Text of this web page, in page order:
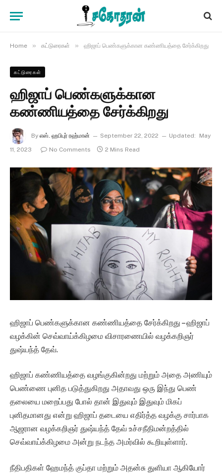
Home » கட்டுரைகள் » ஹிஜாப் பெண்களுக்கான கண்ணியத்தை சேர்க்கிறது
கட்டுரைகள்
ஹிஜாப் பெண்களுக்கான
கண்ணியத்தை சேர்க்கிறது
By எஸ். ஹபிபுர் ரஹ்மான் September 22, 2022 Updated:
May
11, 2023
No Comments 2 Mins Read
ஹிஜாப் பெண்களுக்கான கண்ணியத்தை சேர்க்கிறது – ஹிஜாப்
வழக்கின் செவ்வாய்க்கிழமை விசாரணையில் வழக்கறிஞர்
துஷ்யந்த் தேவ்.
ஹிஜாப் கண்ணியத்தை வழங்குகின்றது மற்றும் அதை அணியும்
பெண்ணை புனித படுத்துகிறது அதாவது ஒரு இந்து பெண்
தலையை மறைப்பது போல் தான் இதுவும் இதுவும் மிகப்
புனிதமானது என்று ஹிஜாப் தடையை எதிர்த்த வழக்கு சார்பாக
ஆஜரான வழக்கறிஞர் துஷ்யந்த் தேவ் உச்சநீதிமன்றத்தில்
செவ்வாய்க்கிழமை அன்று நடந்த அமர்வில் கூறியுள்ளார்.
நீதிபதிகள் ஹேமந்த் குப்தா மற்றும் அதன்சு துளியா ஆகியோர்